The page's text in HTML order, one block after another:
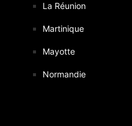
La Réunion
Martinique
Mayotte
Normandie